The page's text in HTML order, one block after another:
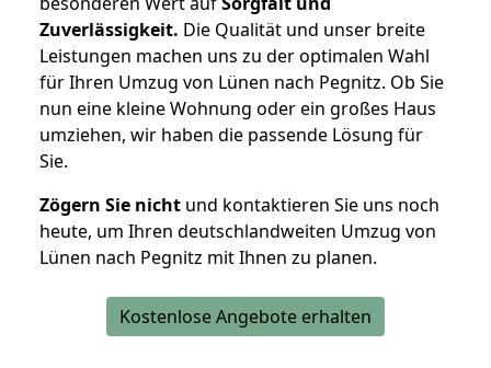
Zuverlässigkeit. Die Qualität und unser breite
Leistungen machen uns zu der optimalen Wahl
für Ihren Umzug von Lünen nach Pegnitz. Ob Sie
nun eine kleine Wohnung oder ein großes Haus
umziehen, wir haben die passende Lösung für
Sie.
Zögern Sie nicht und kontaktieren Sie uns noch
heute, um Ihren deutschlandweiten Umzug von
Lünen nach Pegnitz mit Ihnen zu planen.
Kostenlose Angebote erhalten